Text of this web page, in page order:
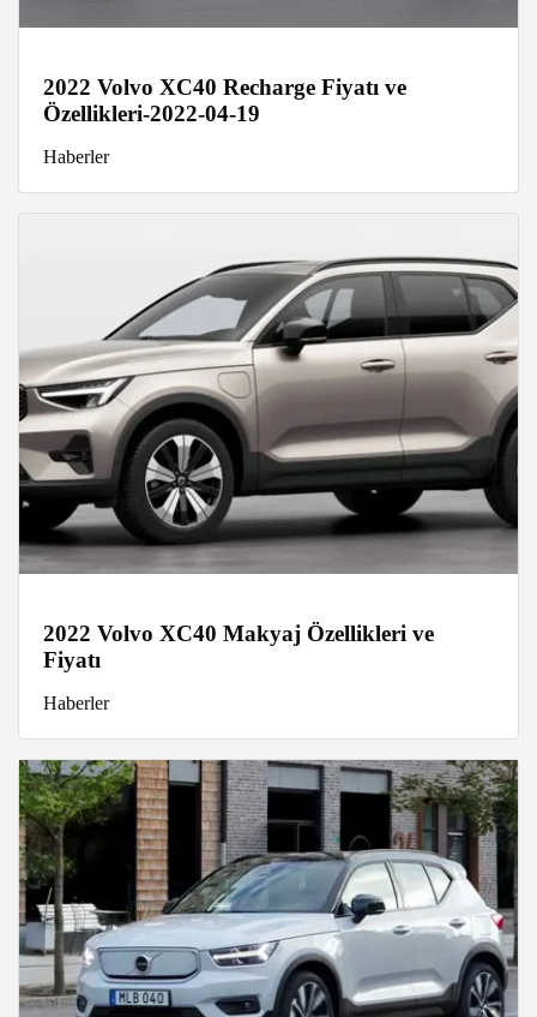
2022 Volvo XC40 Recharge Fiyatı ve
Özellikleri-2022-04-19
Haberler
2022 Volvo XC40 Makyaj Özellikleri ve
Fiyatı
Haberler